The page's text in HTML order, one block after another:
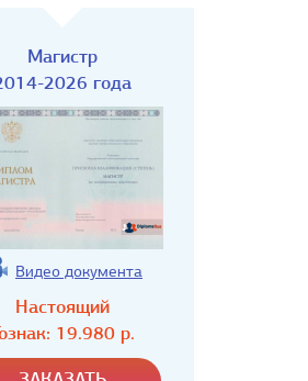
Магистр
2026 года
Видео документа
Настоящий
19.980р.